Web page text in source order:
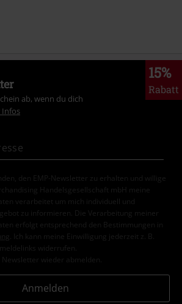
15%
Rabatt
ab, wenn du dich
Infos
Handelsgesellschaft mbH meine
verarbeitet um mich individuell und
zu informieren. Die Verarbeitung meiner
erfolgt entsprechend den Bestimmungen in
. Ich kann meine Einwilligung jederzeit z. B.
widerrufen.
wieder abmelden.
Anmelden